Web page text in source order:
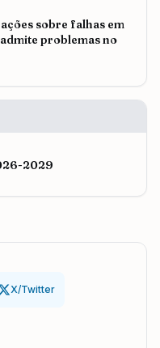
sobre falhas em
problemas no
2029
X/Twitter